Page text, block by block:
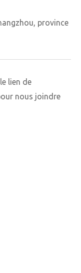
province
lien de
nous joindre